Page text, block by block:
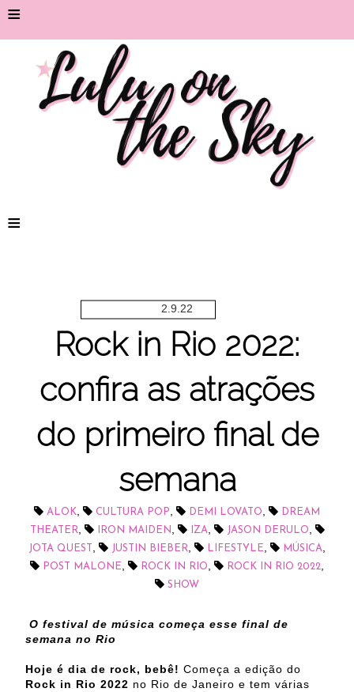
≡
≡
2.9.22
Rock in Rio 2022:
confira as atrações
do primeiro final de
semana
ALOK, CULTURA POP, DEMI LOVATO,
DREAM
THEATER, IRON MAIDEN, IZA, JASON DERULO,
JOTA QUEST , JUSTIN BIEBER, LIFESTYLE, MÚSICA,
POST MALONE, ROCK IN RIO, ROCK IN RIO 2022,
SHOW
O festival de música começa esse final de
semana no Rio
Hoje é dia de rock, bebê! Começa a edição do
Rock in Rio 2022 no Rio de Janeiro e tem várias